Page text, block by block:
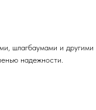
шлагбаумами и
надежности.